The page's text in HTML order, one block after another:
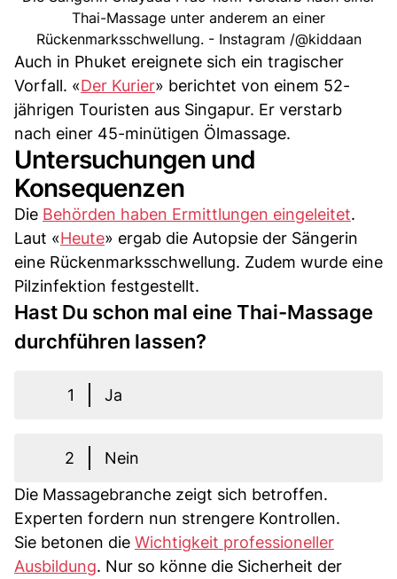
Thai-Massage unter anderem an einer
Rückenmarksschwellung. - Instagram /@kiddaan
Auch in Phuket ereignete sich ein tragischer
Vorfall. «Der Kurier» berichtet von einem 52-
jährigen Touristen aus Singapur. Er verstarb
nach einer 45-minütigen Ölmassage.
Untersuchungen und
Konsequenzen
Die Behörden haben Ermittlungen eingeleitet.
Laut «Heute» ergab die Autopsie der Sängerin
eine Rückenmarksschwellung. Zudem wurde eine
Pilzinfektion festgestellt.
Hast Du schon mal eine Thai-Massage
durchführen lassen?
1 Ja
2
Nein
Die Massagebranche zeigt sich betroffen.
Experten fordern nun strengere Kontrollen.
Sie betonen die Wichtigkeit professioneller
Ausbildung. Nur so könne die Sicherheit der